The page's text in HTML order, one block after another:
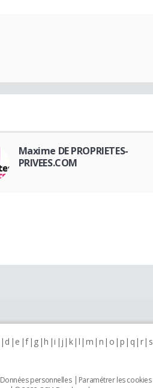
Maxime DE PROPRIETES-
PRIVEES.COM
d e f g h i j k l m n o p q r s
Données personnelles Paramétrer les cookies